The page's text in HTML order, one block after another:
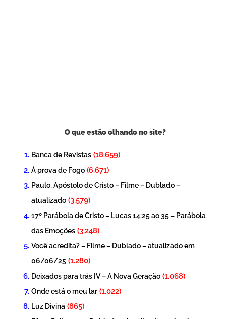
O que estão olhando no site?
Banca de Revistas (18.659)
Á prova de Fogo (6.671)
Paulo, Apóstolo de Cristo – Filme – Dublado –
atualizado (3.579)
17º Parábola de Cristo – Lucas 14:25 ao 35 – Parábola
das Emoções (3.248)
Você acredita? – Filme – Dublado – atualizado em
06/06/25 (1.280)
Deixados para trás IV – A Nova Geração (1.068)
Onde está o meu lar (1.022)
Luz Divina (865)